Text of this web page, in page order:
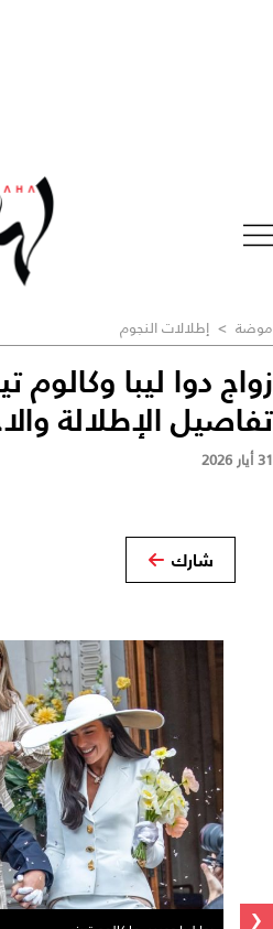
موضة > إطلالات النجوم
زواج دوا ليبا
تفاصيل الإطلالة
31 أيار 2026
شارك